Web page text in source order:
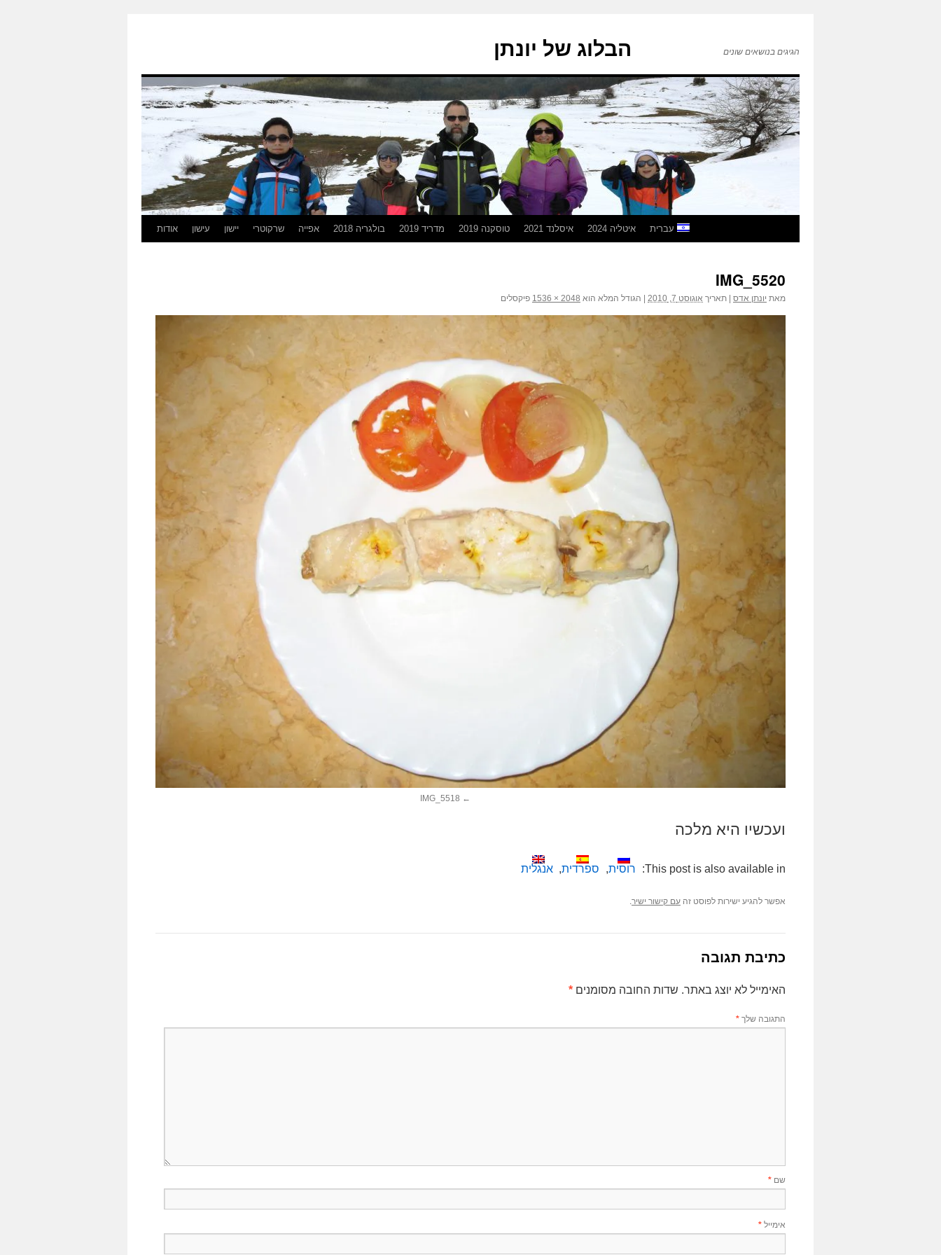
הבלוג של יונתן הגיגים בנושאים שונים
אודות עישון יישון שרקוטרי אפייה בולגריה 2018 מדריד 2019 טוסקנה 2019 איסלנד 2021 איטליה 2024 עברית
IMG_5520
מאת יונתן אדס תאריך אוגוסט 7, 2010 הגודל המלא הוא 2048 × 1536 פיקסלים
IMG_5518
ועכשיו היא מלכה
This post is also available in: רוסית ספרדית אנגלית
אפשר להגיע ישירות לפוסט זה עם קישור ישיר.
כתיבת תגובה
האימייל לא יוצג באתר. שדות החובה מסומנים *
התגובה שלך *
שם *
אימייל *